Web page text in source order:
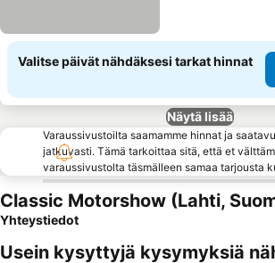
Valitse päivät nähdäksesi tarkat hinnat
Näytä lisää
Varaussivustoilta saamamme hinnat ja
jatkuvasti. Tämä tarkoittaa sitä, että et
varaussivustolta täsmälleen samaa tarjousta
Classic Motorshow (Lahti,
Yhteystiedot
Usein kysyttyjä kysymyksiä